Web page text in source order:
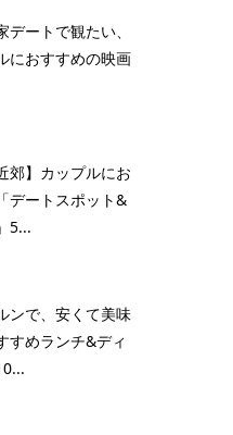
デートで観たい、
におすすめの映画
郊】カップルにお
デートスポット&
5...
ンで、安くて美味
すめランチ&ディ